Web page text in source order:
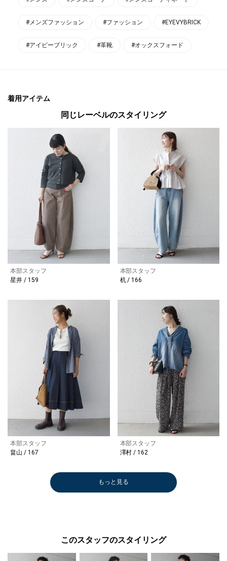
#メンズファッション #ファッション #EYEVYBRICK
#アイビーブリック #革靴 #オックスフォード
着用アイテム
同じレーベルのスタイリング
本部スタッフ
星井 / 159
本部スタッフ
机 / 166
本部スタッフ
畠山 / 167
本部スタッフ
澤村 / 162
もっと見る
このスタッフのスタイリング